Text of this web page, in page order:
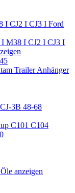
I CJ2 I CJ3 I Ford
M38 I CJ2 I CJ3 I
Trailer Anhänger
3B 48-68
C101 C104
anzeigen